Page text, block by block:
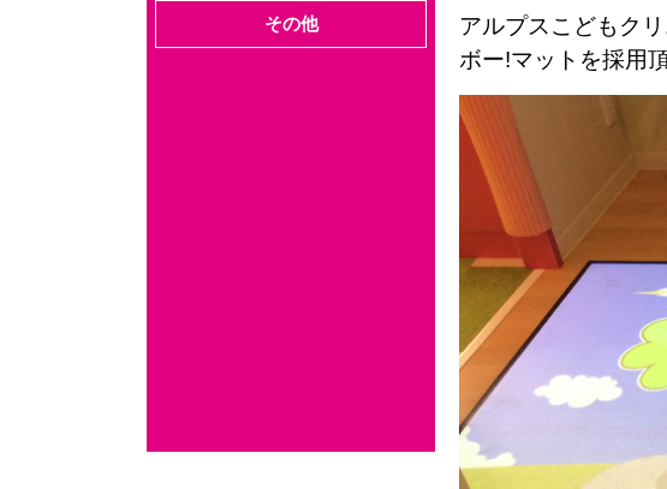
その他
アルプスこどもク
ボー!マットを採用